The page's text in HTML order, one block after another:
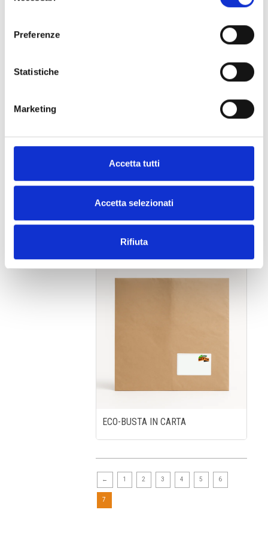
Preferenze
Statistiche
Marketing
Accetta tutti
Accetta selezionati
Rifiuta
ECO-NET / RETE
ECO-BUSTA IN CARTA
← 1 2 3 4 5 6
7